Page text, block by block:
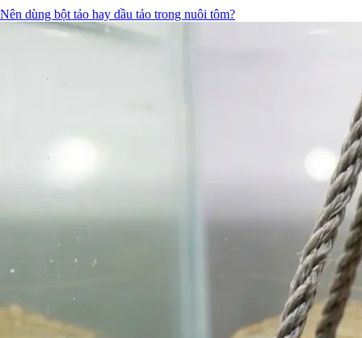
Nên dùng bột tảo hay dầu tảo trong nuôi tôm?